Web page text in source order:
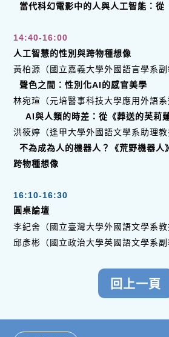
當代科幻電影中的人與人工智能：從
14:40-16:00
人工智慧的性別與跨物種想像
黃柏源（國立嘉義大學外國語言學系副
聲色之間：性別化AI的感官美學
林宛瑄（元培醫事科技大學應用外語系
AI與人類的時差：從《葬送的芙莉
洪筱婷（逢甲大學外國語文學系助理教
不為成為人的機器人？《荒野機器人
跨物種想像
16:10-16:30
圓桌論壇
李紀舍（國立臺灣大學外國語文學系教
邱彥彬（國立政治大學英國語文學系副